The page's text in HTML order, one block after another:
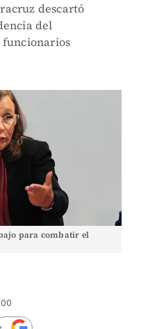
descartó
del
para combatir el